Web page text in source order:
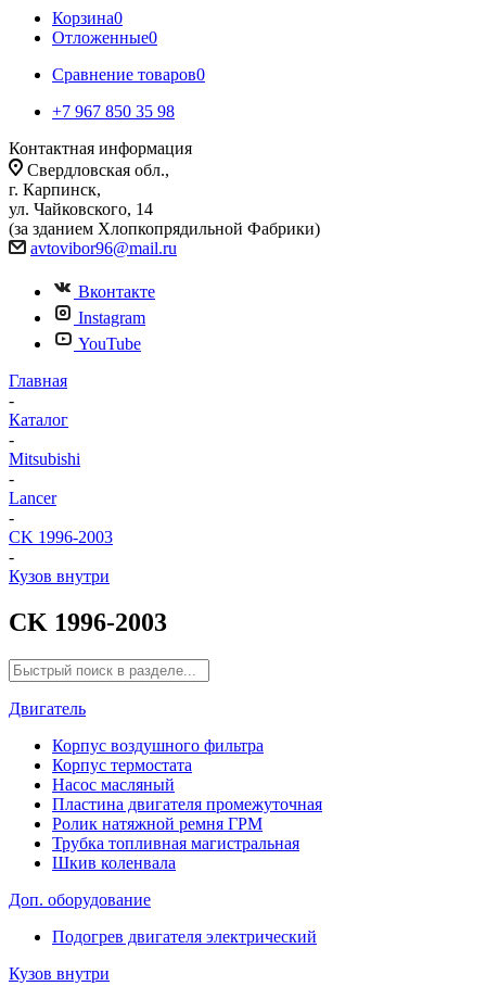
Корзина0
Отложенные0
Сравнение товаров0
+7 967 850 35 98
Контактная информация
Свердловская обл.,
г. Карпинск,
ул. Чайковского, 14
(за зданием Хлопкопрядильной Фабрики)
avtovibor96@mail.ru
Вконтакте
Instagram
YouTube
Главная
-
Каталог
-
Mitsubishi
-
Lancer
-
CK 1996-2003
-
Кузов внутри
CK 1996-2003
Двигатель
Корпус воздушного фильтра
Корпус термостата
Насос масляный
Пластина двигателя промежуточная
Ролик натяжной ремня ГРМ
Трубка топливная магистральная
Шкив коленвала
Доп. оборудование
Подогрев двигателя электрический
Кузов внутри